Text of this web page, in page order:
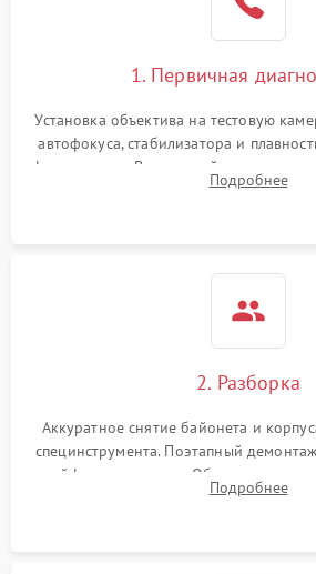
1. Первичная
Установка объектива на тестовую
автофокуса, стабилизатора и
фокусировки. Визуальный осмотр линз
грибка, пыли и оценка состояния
Подробнее
2. Разборка
Аккуратное снятие байонета и
специнструмента. Поэтапный
шлейфов и приводов. Обязательная
линзовых групп для сохранения
Подробнее